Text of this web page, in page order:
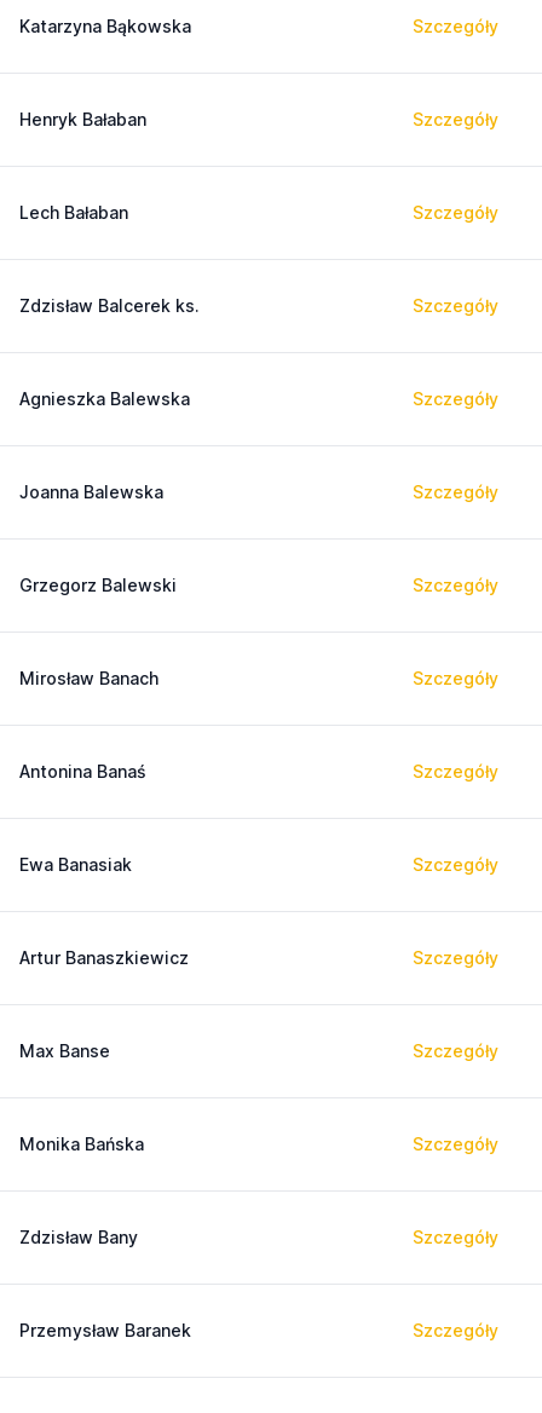
Katarzyna Bąkowska Szczegóły
Henryk Bałaban Szczegóły
Lech Bałaban Szczegóły
Zdzisław Balcerek ks. Szczegóły
Agnieszka Balewska Szczegóły
Joanna Balewska Szczegóły
Grzegorz Balewski Szczegóły
Mirosław Banach Szczegóły
Antonina Banaś Szczegóły
Ewa Banasiak Szczegóły
Artur Banaszkiewicz Szczegóły
Max Banse Szczegóły
Monika Bańska Szczegóły
Zdzisław Bany Szczegóły
Przemysław Baranek Szczegóły